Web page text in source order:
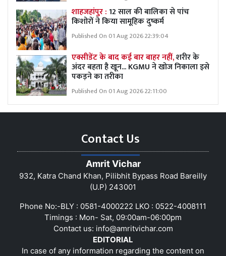
शाहजहांपुर :12 साल की बालिका से पांच
किशोरों ने किया सामूहिक दुष्कर्म
Published On 01 Aug 2026 22:39:04
एक्सीडेंट के बाद कई बार बाहर नहीं,शरीर के
अंदर बहता है खून... KGMU ने खोज निकाला इसे
पकड़ने का तरीका
Published On 01 Aug 2026 22:11:00
Contact Us
Amrit Vichar
932, Katra Chand Khan, Pilibhit Bypass Road Bareilly
(U.P) 243001
Phone No:-BLY : 0581-4000222 LKO : 0522-4008111
Timings : Mon- Sat, 09:00am-06:00pm
Contact us: info@amritvichar.com
EDITORIAL
In case of any information regarding the content on